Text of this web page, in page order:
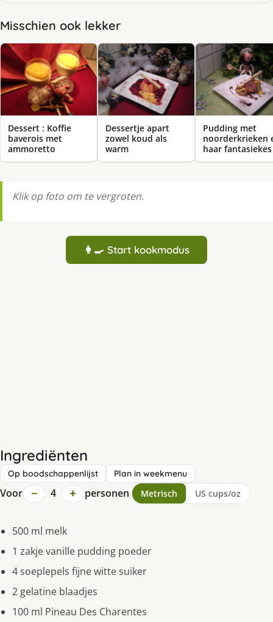
Misschien ook lekker
Dessert : Koffie
baverois met
ammoretto
Dessertje apart
zowel koud als
warm
Pudding met
noorderkrieken
haar fantasiekes
Klik op foto om te vergroten.
👩‍🍳 Start kookmodus
Ingrediënten
Op boodschappenlijst Plan in weekmenu
Voor − 4 + personen Metrisch US cups/oz
500 ml melk
1 zakje vanille pudding poeder
4 soeplepels fijne witte suiker
2 gelatine blaadjes
100 ml Pineau Des Charentes